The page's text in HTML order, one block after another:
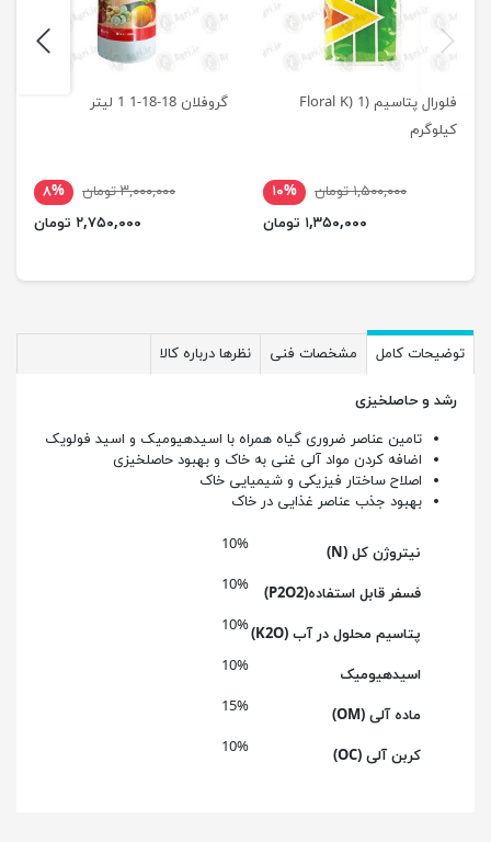
فلورال پتاسیم (Floral K) 1
کیلوگرم
۱,۵۰۰,۰۰۰ تومان
۱۰%
۱,۳۵۰,۰۰۰ تومان
گروفلان 18-18-1 1 لیتر
۳,۰۰۰,۰۰۰ تومان
۸%
۲,۷۵۰,۰۰۰ تومان
previus
توضیحات کامل مشخصات فنی نظرها درباره کالا
رشد و حاصلخیزی
تامین عناصر ضروری گیاه همراه با اسیدهیومیک و اسید فولویک
اضافه کردن مواد آلی غنی به خاک و بهبود حاصلخیزی
اصلاح ساختار فیزیکی و شیمیایی خاک
بهبود جذب عناصر غذایی در خاک
نیتروژن کل (N) 10%
فسفر قابل استفاده(P2O2) 10%
پتاسیم محلول در آب (K2O) 10%
اسیدهیومیک 10%
ماده آلی (OM) 15%
کربن آلی (OC) 10%